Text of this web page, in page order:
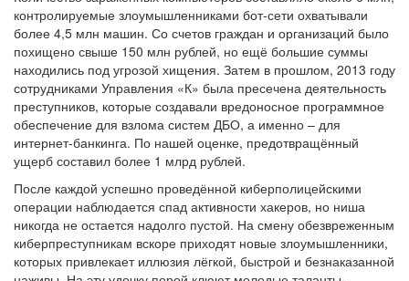
контролируемые злоумышленниками бот-сети охватывали
более 4,5 млн машин. Со счетов граждан и организаций было
похищено свыше 150 млн рублей, но ещё большие суммы
находились под угрозой хищения. Затем в прошлом, 2013 году
сотрудниками Управления «К» была пресечена деятельность
преступников, которые создавали вредоносное программное
обеспечение для взлома систем ДБО, а именно – для
интернет-банкинга. По нашей оценке, предотвращённый
ущерб составил более 1 млрд рублей.
После каждой успешно проведённой киберполицейскими
операции наблюдается спад активности хакеров, но ниша
никогда не остается надолго пустой. На смену обезвреженным
киберпреступникам вскоре приходят новые злоумышленники,
которых привлекает иллюзия лёгкой, быстрой и безнаказанной